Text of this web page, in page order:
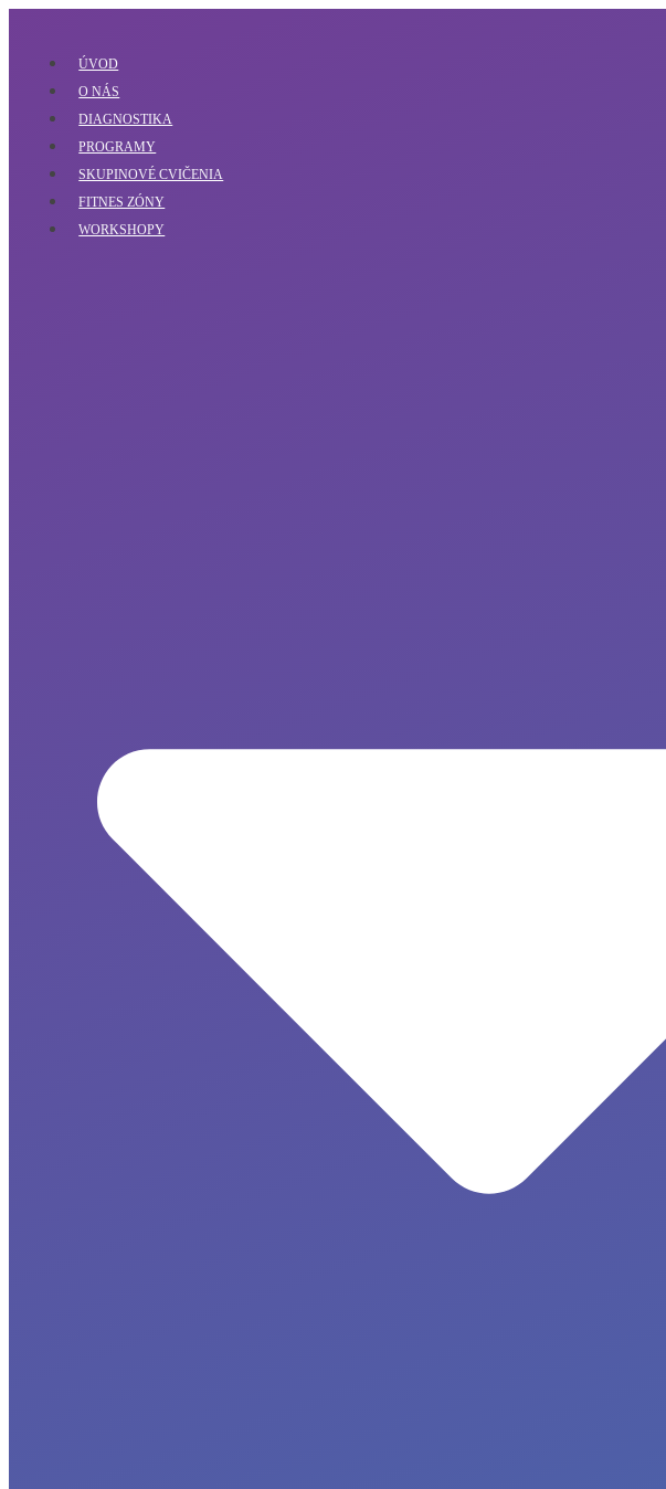
ÚVOD
O NÁS
DIAGNOSTIKA
PROGRAMY
SKUPINOVÉ CVIČENIA
FITNES ZÓNY
WORKSHOPY